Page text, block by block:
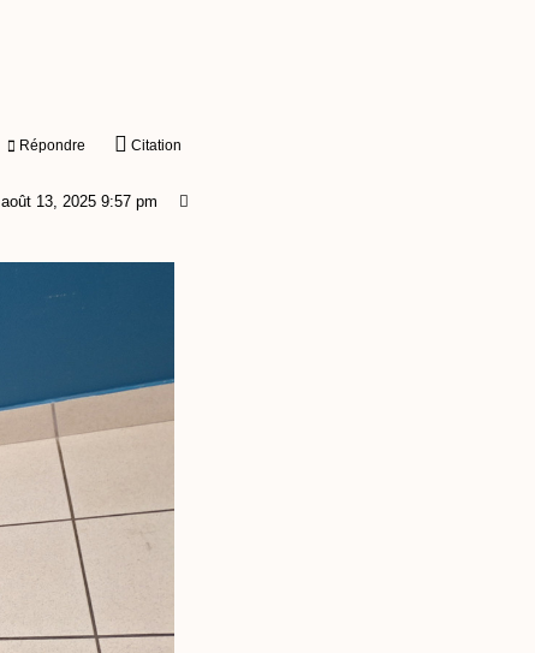
Répondre Citation
août 13, 2025 9:57 pm